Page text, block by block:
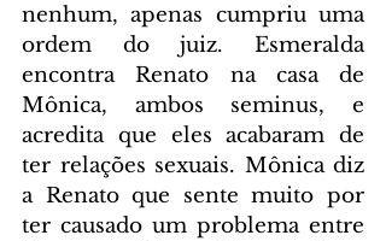
nenhum, apenas cumpriu uma
ordem do juiz. Esmeralda
encontra Renato na casa de
Mônica, ambos seminus, e
acredita que eles acabaram de
ter relações sexuais. Mônica diz
a Renato que sente muito por
ter causado um problema entre